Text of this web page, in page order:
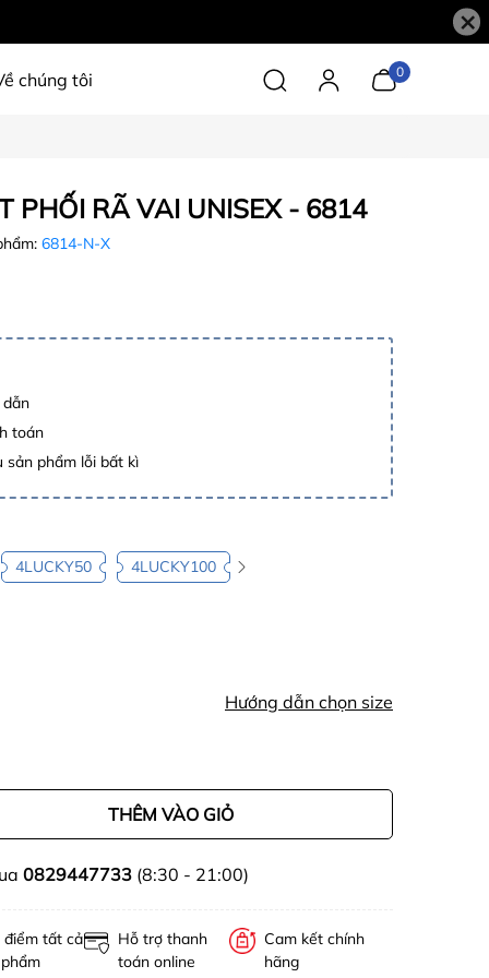
×
chúng tôi 0
PHỐI RÃ VAI UNISEX - 6814
6814-N-X
toán
phẩm lỗi bất kì
4LUCKY50 4LUCKY100
Hướng dẫn chọn size
THÊM VÀO GIỎ
0829447733(8:30 - 21:00)
điểm tất cả
Hỗ trợ thanh
toán online
Cam kết chính
hãng